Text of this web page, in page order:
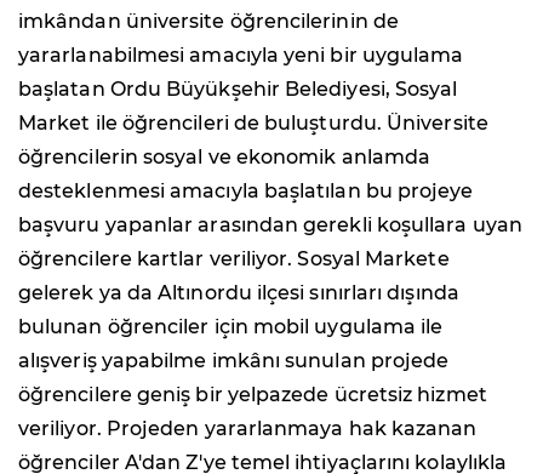
imkândan üniversite öğrencilerinin de
yararlanabilmesi amacıyla yeni bir uygulama
başlatan Ordu Büyükşehir Belediyesi, Sosyal
Market ile öğrencileri de buluşturdu. Üniversite
öğrencilerin sosyal ve ekonomik anlamda
desteklenmesi amacıyla başlatılan bu projeye
başvuru yapanlar arasından gerekli koşullara uyan
öğrencilere kartlar veriliyor. Sosyal Markete
gelerek ya da Altınordu ilçesi sınırları dışında
bulunan öğrenciler için mobil uygulama ile
alışveriş yapabilme imkânı sunulan projede
öğrencilere geniş bir yelpazede ücretsiz hizmet
veriliyor. Projeden yararlanmaya hak kazanan
öğrenciler A'dan Z'ye temel ihtiyaçlarını kolaylıkla